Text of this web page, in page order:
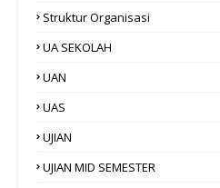
Struktur Organisasi
UA SEKOLAH
UAN
UAS
UJIAN
UJIAN MID SEMESTER